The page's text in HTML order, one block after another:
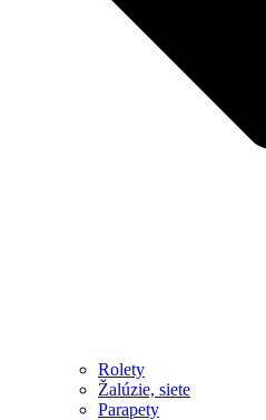
Rolety
Žalúzie, siete
Parapety